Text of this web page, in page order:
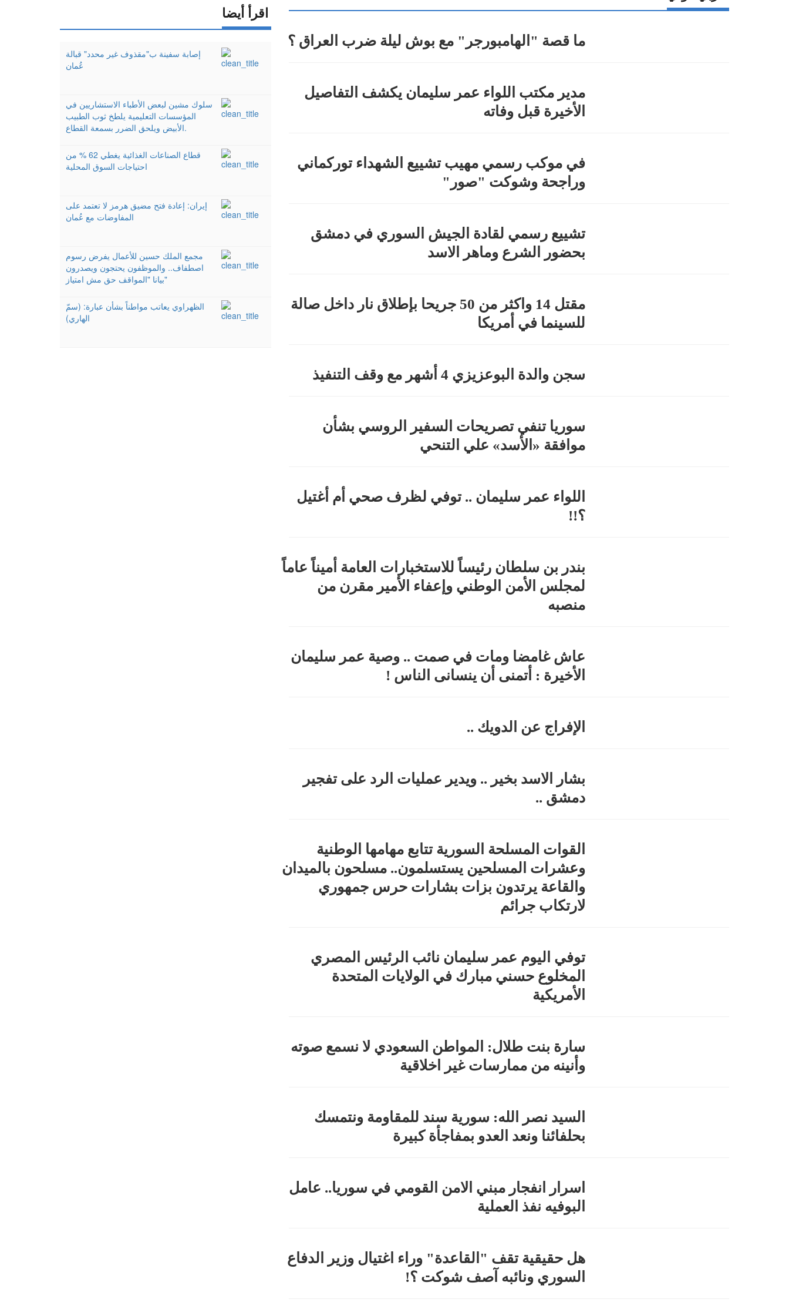
ما قصة "الهامبورجر" مع بوش ليلة ضرب العراق ؟
مدير مكتب اللواء عمر سليمان يكشف التفاصيل
الأخيرة قبل وفاته
في موكب رسمي مهيب تشييع الشهداء توركماني
وراجحة وشوكت "صور"
تشييع رسمي لقادة الجيش السوري في دمشق
بحضور الشرع وماهر الاسد
مقتل 14 واكثر من 50 جريحا بإطلاق نار داخل صالة
للسينما في أمريكا
سجن والدة البوعزيزي 4 أشهر مع وقف التنفيذ
سوريا تنفي تصريحات السفير الروسي بشأن
موافقة «الأسد» علي التنحي
اللواء عمر سليمان .. توفي لظرف صحي أم أغتيل
؟!!
بندر بن سلطان رئيساً للاستخبارات العامة أميناً عاماً
لمجلس الأمن الوطني وإعفاء الأمير مقرن من
منصبه
عاش غامضا ومات في صمت .. وصية عمر سليمان
الأخيرة : أتمنى أن ينسانى الناس !
الإفراج عن الدويك ..
بشار الاسد بخير .. ويدير عمليات الرد على تفجير
دمشق ..
القوات المسلحة السورية تتابع مهامها الوطنية
وعشرات المسلحين يستسلمون.. مسلحون بالميدان
والقاعة يرتدون بزات بشارات حرس جمهوري
لارتكاب جرائم
توفي اليوم عمر سليمان نائب الرئيس المصري
المخلوع حسني مبارك في الولايات المتحدة
الأمريكية
سارة بنت طلال: المواطن السعودي لا نسمع صوته
وأنينه من ممارسات غير اخلاقية
السيد نصر الله: سورية سند للمقاومة ونتمسك
بحلفائنا ونعد العدو بمفاجأة كبيرة
اسرار انفجار مبني الامن القومي في سوريا.. عامل
البوفيه نفذ العملية
هل حقيقية تقف "القاعدة" وراء اغتيال وزير الدفاع
السوري ونائبه آصف شوكت ؟!
اقرأ أيضا
إصابة سفينة ب"مقذوف غير محدد" قبالة
عُمان
سلوك مشين لبعض الأطباء الاستشاريين في
المؤسسات التعليمية يلطخ ثوب الطبيب
الأبيض ويلحق الضرر بسمعة القطاع.
قطاع الصناعات الغذائية يغطي 62 % من
احتياجات السوق المحلية
إيران: إعادة فتح مضيق هرمز لا تعتمد على
المفاوضات مع عُمان
مجمع الملك حسين للأعمال يفرض رسوم
اصطفاف.. والموظفون يحتجون ويصدرون
بيانا "المواقف حق مش امتياز"
الظهراوي يعاتب مواطناً بشأن عبارة: (سمّ
الهاري)